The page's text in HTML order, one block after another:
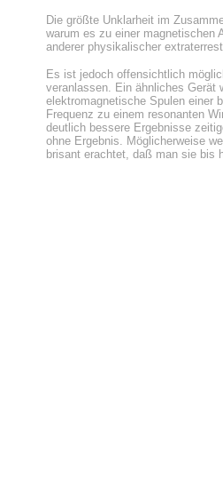
Die größte Unklarheit im
warum es zu einer magnetischen
anderer physikalischer
Es ist jedoch offensichtlich
veranlassen. Ein ähnliches Gerät
elektromagnetische Spulen einer
Frequenz zu einem resonanten
deutlich bessere Ergebnisse
ohne Ergebnis. Möglicherweise
brisant erachtet, daß man sie bis